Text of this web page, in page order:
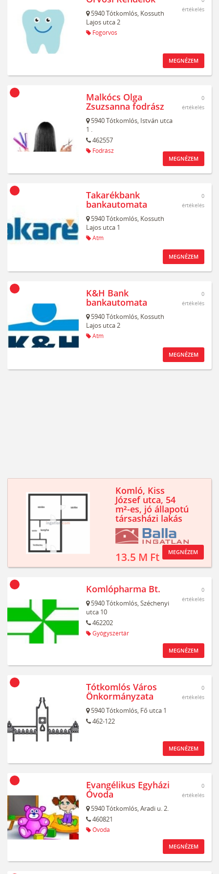
5940Tótkomlós, Kossuth
Lajos utca 2
Fogorvos
értékelés
MEGNÉZEM
Malkócs Olga
Zsuzsanna fodrász
5940Tótkomlós, István utca
1 .
462557
Fodrász
0
értékelés
MEGNÉZEM
Takarékbank
bankautomata
5940Tótkomlós, Kossuth
Lajos utca 1
Atm
0
értékelés
MEGNÉZEM
K&H Bank
bankautomata
5940Tótkomlós, Kossuth
Lajos utca 2
Atm
0
értékelés
MEGNÉZEM
Komló, Kiss
József utca, 54
m²-es, jó állapotú
társasházi lakás
13.5 M Ft MEGNÉZEM
Komlópharma Bt.
5940Tótkomlós,Széchenyi
utca 10
462202
Gyógyszertár
0
értékelés
MEGNÉZEM
Tótkomlós Város
Önkormányzata
5940Tótkomlós, Fő utca 1
462-122
0
értékelés
MEGNÉZEM
Evangélikus Egyházi
Óvoda
5940Tótkomlós,Aradi u. 2.
460821
Óvoda
0
értékelés
MEGNÉZEM